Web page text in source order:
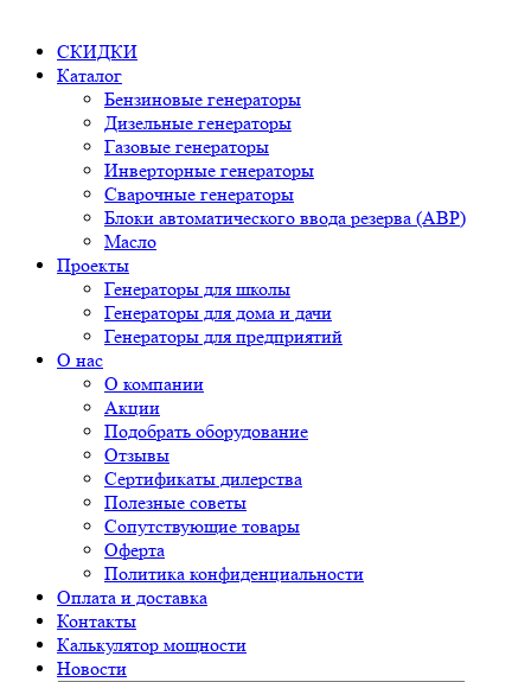
СКИДКИ
Каталог
Бензиновые генераторы
Дизельные генераторы
Газовые генераторы
Инверторные генераторы
Сварочные генераторы
Блоки автоматического ввода резерва (АВР)
Масло
Проекты
Генераторы для школы
Генераторы для дома и дачи
Генераторы для предприятий
О нас
О компании
Акции
Подобрать оборудование
Отзывы
Сертификаты дилерства
Полезные советы
Сопутствующие товары
Оферта
Политика конфиденциальности
Оплата и доставка
Контакты
Калькулятор мощности
Новости